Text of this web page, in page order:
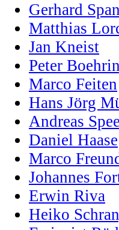
Gerhard
Matthias
Jan Kneist
Peter
Marco Feiten
Hans Jörg
Andreas
Daniel Haase
Marco
Johannes
Erwin Riva
Heiko